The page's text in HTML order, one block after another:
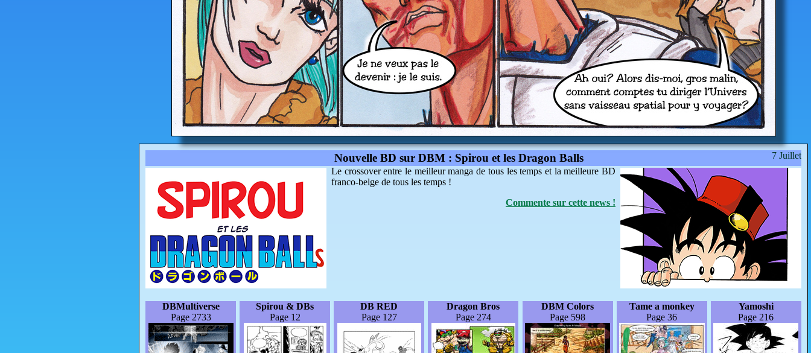
7 Juillet
Nouvelle BD sur DBM : Spirou et les Dragon Balls
Le crossover entre le meilleur manga de tous les temps et la meilleure BD
franco-belge de tous les temps !
Commente sur cette news !
DBMultiverse
Page 2733
Spirou & DBs
Page 12
DB RED
Page 127
Dragon Bros
Page 274
DBM Colors
Page 598
Tame a monkey
Page 36
Yamoshi
Page 216